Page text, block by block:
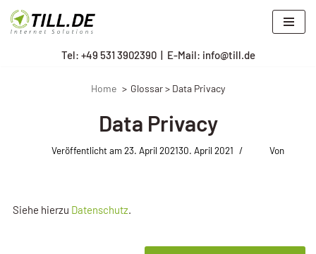
Zum
Tel: +49 531 3902390| E-Mail: info@till.de
Home Glossar > Data Privacy
Data Privacy
Veröffentlicht am23. April 202130. April 2021 Von
Siehe hierzu Datenschutz.